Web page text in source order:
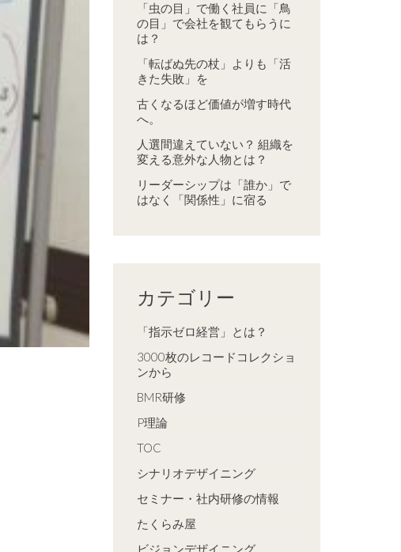
「虫の目」で働く社員に「鳥
の目」で会社を観てもらうに
は？
「転ばぬ先の杖」よりも「活
きた失敗」を
古くなるほど価値が増す時代
へ。
人選間違えていない？ 組織を
変える意外な人物とは？
リーダーシップは「誰か」で
はなく「関係性」に宿る
カテゴリー
「指示ゼロ経営」とは？
3000枚のレコードコレクショ
ンから
BMR研修
P理論
TOC
シナリオデザイニング
セミナー・社内研修の情報
たくらみ屋
ビジョンデザイニング